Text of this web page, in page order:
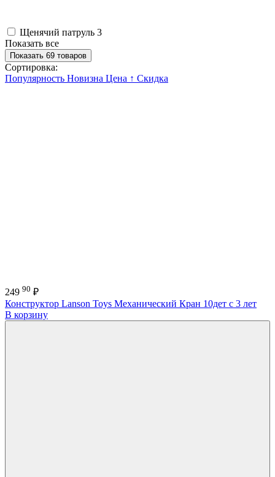
Щенячий патруль 3
Показать все
Показать 69 товаров
Сортировка:
Популярность Новизна Цена ↑ Скидка
249 90 ₽
Конструктор Lanson Toys Механический Кран 10дет с 3 лет
В корзину